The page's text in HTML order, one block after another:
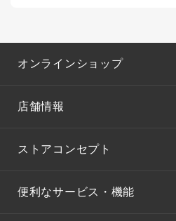
オンラインショップ
店舗情報
ストアコンセプト
便利なサービス・機能